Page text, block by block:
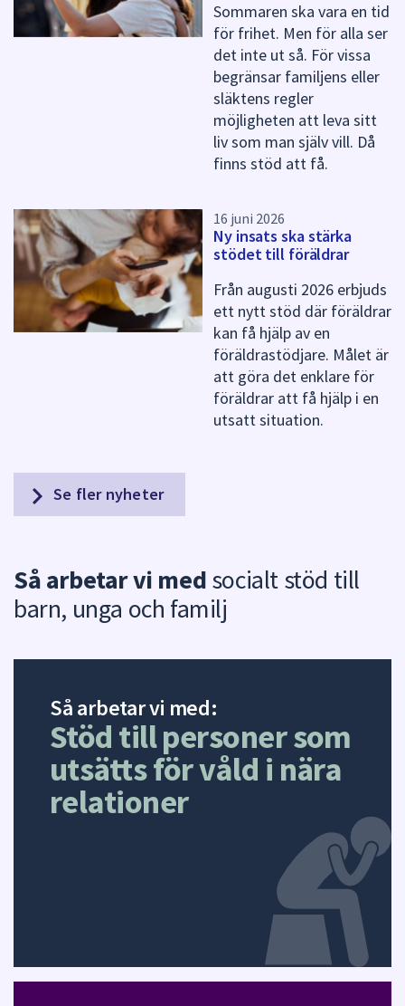
Sommaren ska vara en tid
för frihet. Men för alla ser
det inte ut så. För vissa
begränsar familjens eller
släktens regler
möjligheten att leva sitt
liv som man själv vill. Då
finns stöd att få.
16 juni 2026
Ny insats ska stärka
stödet till föräldrar
Från augusti 2026 erbjuds
ett nytt stöd där föräldrar
kan få hjälp av en
föräldrastödjare. Målet är
att göra det enklare för
föräldrar att få hjälp i en
utsatt situation.
Se fler nyheter
Så arbetar vi medsocialt stöd till
barn, unga och familj
Så arbetar vi med:
Stöd till personer som
utsätts för våld i nära
relationer